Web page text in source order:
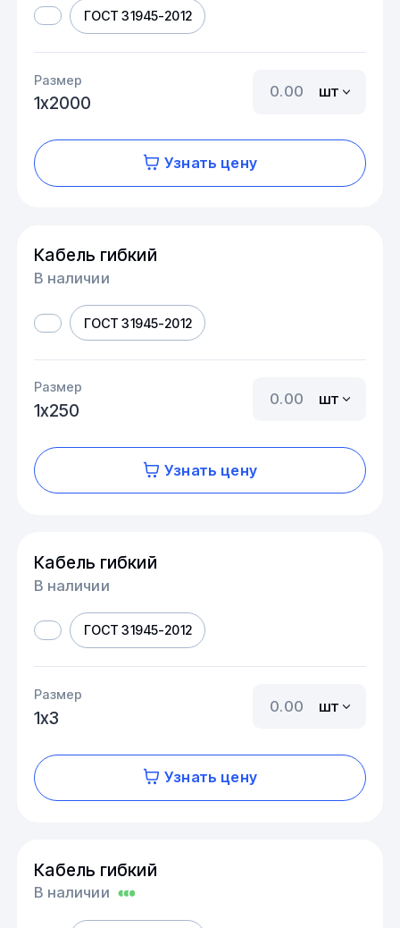
ГОСТ 31945-2012
Размер
1х2000
шт
Узнать цену
Кабель гибкий
В наличии
ГОСТ 31945-2012
Размер
1х250
шт
Узнать цену
Кабель гибкий
В наличии
ГОСТ 31945-2012
Размер
1х3
шт
Узнать цену
Кабель гибкий
В наличии